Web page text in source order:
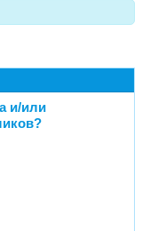
и/или